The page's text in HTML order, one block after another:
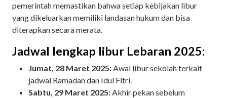
pemerintah memastikan bahwa setiap kebijakan libur
yang dikeluarkan memiliki landasan hukum dan bisa
diterapkan secara merata.
Jadwal lengkap libur Lebaran 2025:
Jumat, 28 Maret 2025:Awal libur sekolah terkait
jadwal Ramadan dan Idul Fitri.
Sabtu, 29 Maret 2025:Akhir pekan sebelum